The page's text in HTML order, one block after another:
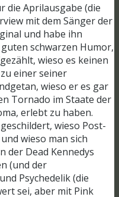
die Aprilausgabe (die
mit dem Sänger der
und habe ihn
schwarzen Humor,
wieso es keinen
einer seiner
wieso er es gar
Tornado im Staate der
erlebt zu haben.
wieso Post-
wieso man sich
der Dead Kennedys
(und der
Psychedelik (die
sei, aber mit Pink